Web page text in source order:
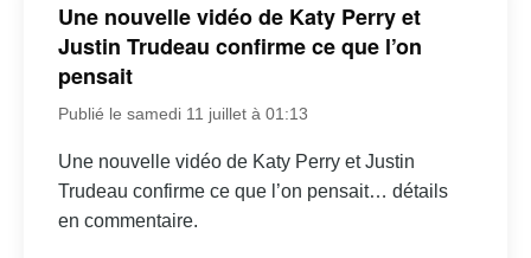
Une nouvelle vidéo de Katy Perry et
Justin Trudeau confirme ce que l’on
pensait
Publié le samedi 11 juillet à 01:13
Une nouvelle vidéo de Katy Perry et Justin
Trudeau confirme ce que l’on pensait… détails
en commentaire.